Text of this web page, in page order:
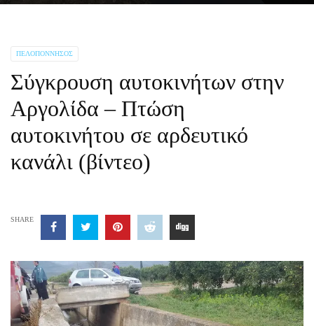
ΠΕΛΟΠΌΝΝΗΣΟΣ
Σύγκρουση αυτοκινήτων στην
Αργολίδα – Πτώση
αυτοκινήτου σε αρδευτικό
κανάλι (βίντεο)
SHARE